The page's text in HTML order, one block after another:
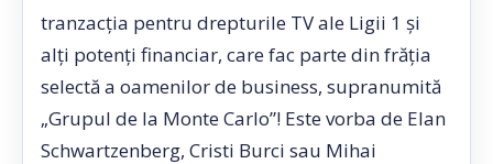
tranzacția pentru drepturile TV ale Ligii 1 și
alţi potenţi financiar, care fac parte din frăţia
selectă a oamenilor de business, supranumită
„Grupul de la Monte Carlo”! Este vorba de Elan
Schwartzenberg, Cristi Burci sau Mihai